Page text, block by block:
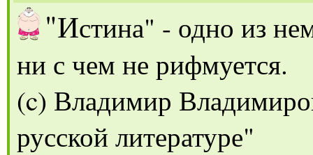
"Истина" - одно из
ни с чем не рифмуется.
(c) Владимир
русской литературе"